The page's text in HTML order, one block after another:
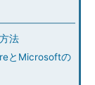
法
とMicrosoftの